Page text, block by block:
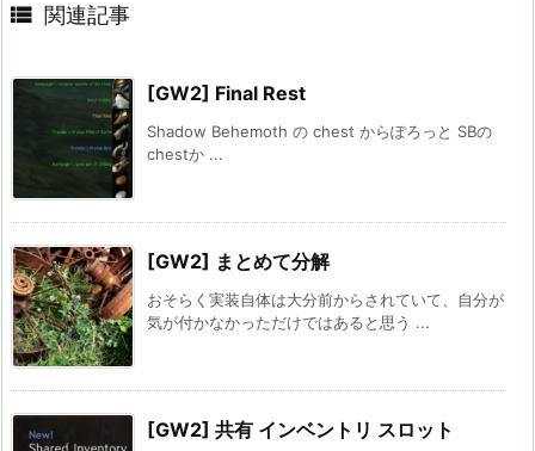
 関連記事
[GW2] Final Rest
Shadow Behemoth の chest からぽろっと SBの
chestか ...
[GW2] まとめて分解
おそらく実装自体は大分前からされていて、自分が
気が付かなかっただけではあると思う ...
[GW2] 共有 インベントリ スロット